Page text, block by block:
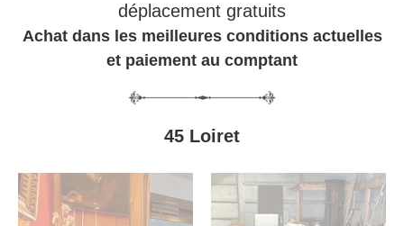
déplacement gratuits
Achat dans les meilleures conditions actuelles
et paiement au comptant
45 Loiret